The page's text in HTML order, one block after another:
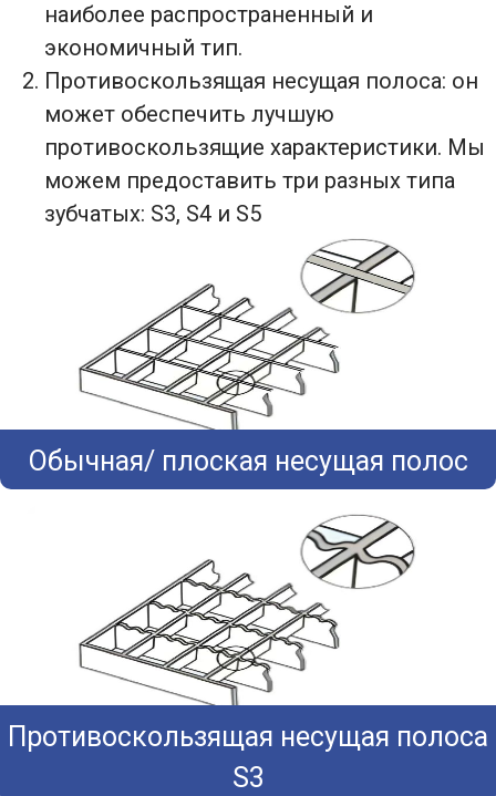
наиболее распространенный и
экономичный тип.
Противоскользящая несущая полоса: он
может обеспечить лучшую
противоскользящие характеристики. Мы
можем предоставить три разных типа
зубчатых: S3, S4 и S5
Обычная/ плоская несущая полос
Противоскользящая несущая полоса
S3